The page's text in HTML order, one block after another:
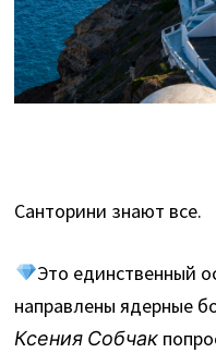
Санторини знают все.
Это единственный
направлены ядерные
Ксения Собчак